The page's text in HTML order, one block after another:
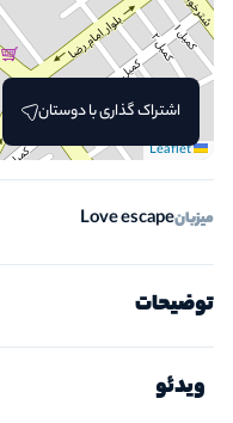
Leaflet
اشتراک گذاری با دوستان
میزبانLove escape
توضیحات
ویدئو